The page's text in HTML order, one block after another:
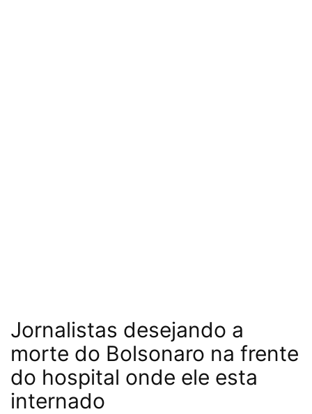
Jornalistas desejando a
morte do Bolsonaro na frente
do hospital onde ele esta
internado